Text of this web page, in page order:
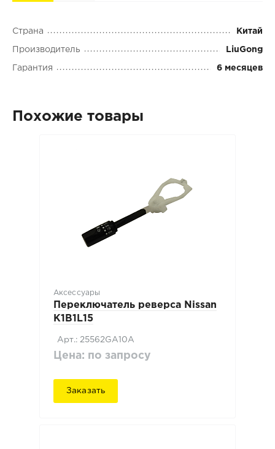
Страна Китай
Производитель LiuGong
Гарантия 6 месяцев
Похожие товары
Аксессуары
Переключатель реверса Nissan
K1B1L15
Арт.: 25562GA10A
Цена: по запросу
Заказать